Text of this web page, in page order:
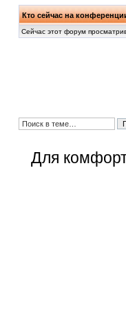
Кто сейчас на
Сейчас этот форум
Для